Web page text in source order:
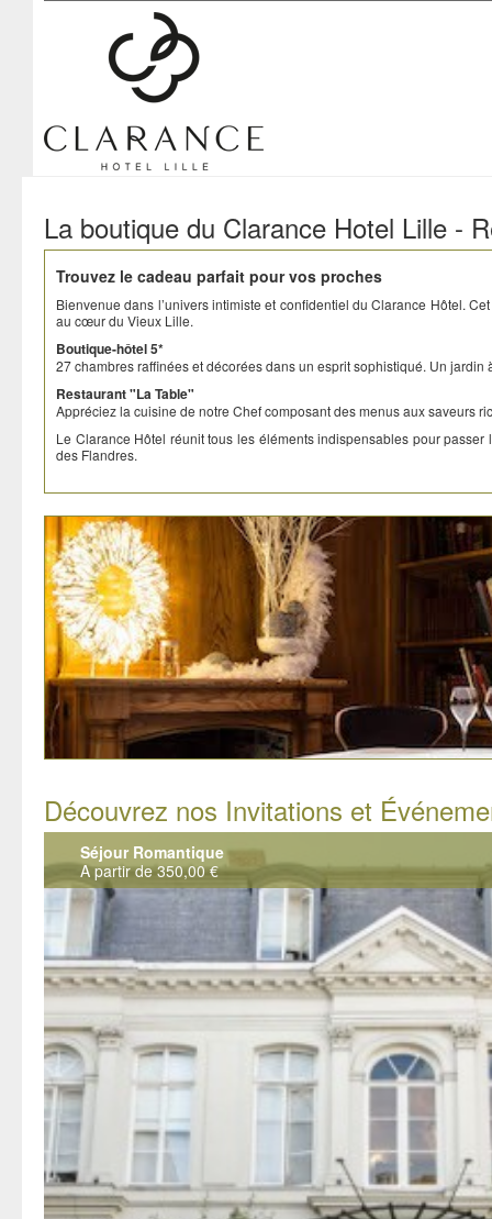
Clarance Hotel Lille
La boutique du Clarance Hotel Lille -
Trouvez le cadeau parfait pour vos proches
Bienvenue dans l’univers intimiste et confidentiel du Clarance Hôtel.
au cœur du Vieux Lille.
Boutique-hôtel 5*
27 chambres raffinées et décorées dans un esprit sophistiqué. Un jardin
Restaurant "La Table"
Appréciez la cuisine de notre Chef composant des menus aux saveurs
Le Clarance Hôtel réunit tous les éléments indispensables pour
des Flandres.
Découvrez nos Invitations et
Séjour Romantique
A partir de 350,00 €